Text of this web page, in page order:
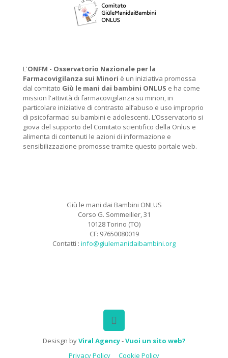
L'ONFM - Osservatorio Nazionale per la
Farmacovigilanza sui Minori è un iniziativa promossa
dal comitato Giù le mani dai bambini ONLUS e ha come
mission l'attività di farmacovigilanza su minori, in
particolare iniziative di contrasto all’abuso e uso improprio
di psicofarmaci su bambini e adolescenti. L’Osservatorio si
giova del supporto del Comitato scientifico della Onlus e
alimenta di contenuti le azioni di informazione e
sensibilizzazione promosse tramite questo portale web.
Giù le mani dai Bambini ONLUS
Corso G. Sommeilier, 31
10128 Torino (TO)
CF: 97650080019
Contatti : info@giulemanidaibambini.org
Desisgn byViral Agency-Vuoi un sito web?
Privacy Policy
Cookie Policy